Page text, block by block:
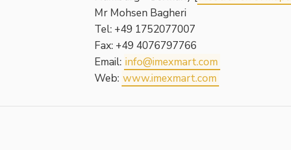
Mr Mohsen Bagheri
Tel: +49 1752077007
Fax: +49 4076797766
Email: info@imexmart.com
Web: www.imexmart.com